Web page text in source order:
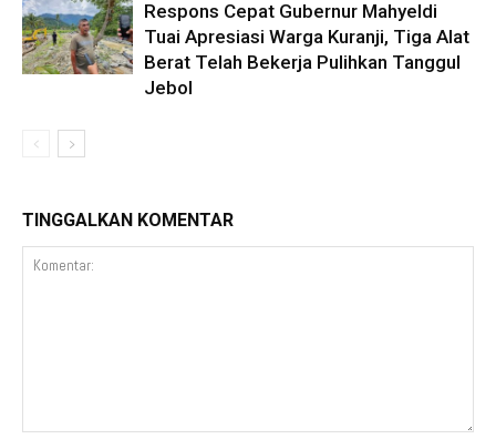
Respons Cepat Gubernur Mahyeldi
Tuai Apresiasi Warga Kuranji, Tiga Alat
Berat Telah Bekerja Pulihkan Tanggul
Jebol
TINGGALKAN KOMENTAR